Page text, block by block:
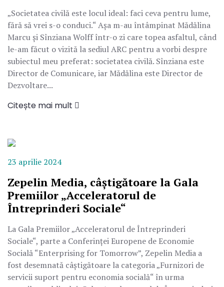
„Societatea civilă este locul ideal: faci ceva pentru lume,
fără să vrei s-o conduci.“ Așa m-au întâmpinat Mădălina
Marcu și Sînziana Wolff într-o zi care topea asfaltul, când
le-am făcut o vizită la sediul ARC pentru a vorbi despre
subiectul meu preferat: societatea civilă. Sînziana este
Director de Comunicare, iar Mădălina este Director de
Dezvoltare...
Citește mai mult
23 aprilie 2024
Zepelin Media, câștigătoare la Gala
Premiilor „Acceleratorul de
Întreprinderi Sociale“
La Gala Premiilor „Acceleratorul de Întreprinderi
Sociale“, parte a Conferinței Europene de Economie
Socială “Enterprising for Tomorrow”, Zepelin Media a
fost desemnată câștigătoare la categoria „Furnizori de
servicii suport pentru economia socială“ în urma